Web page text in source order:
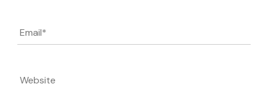
Email*
Website